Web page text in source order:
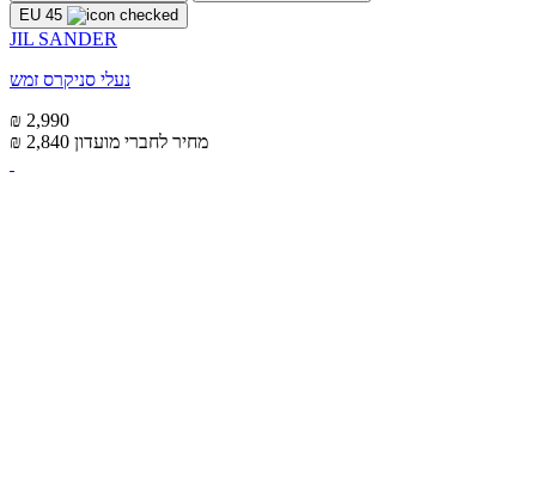
EU 45
JIL SANDER
נעלי סניקרס זמש
₪ 2,990
₪ 2,840 מחיר לחברי מועדון